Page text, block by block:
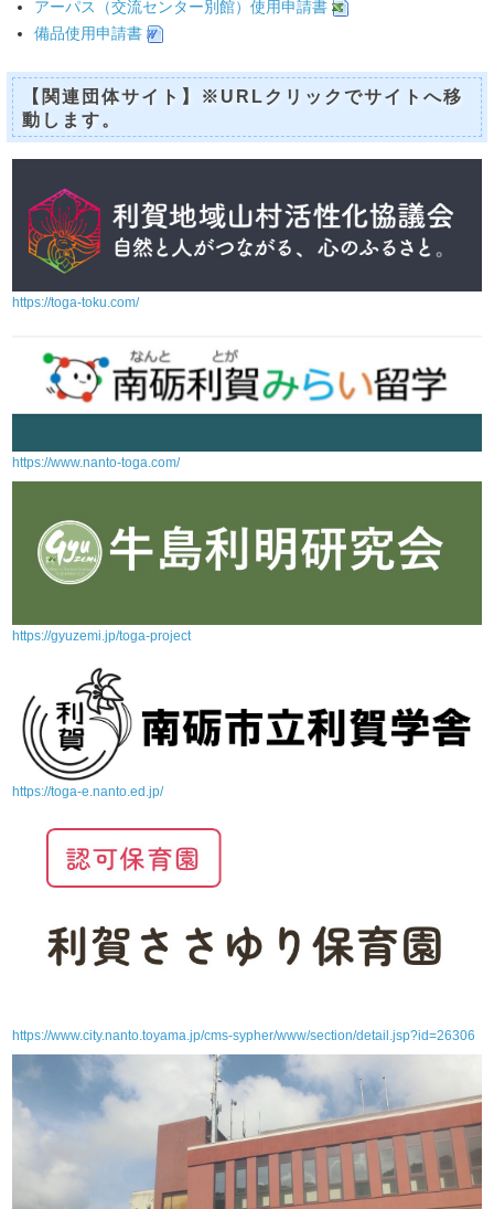
アーパス（交流センター別館）使用申請書
備品使用申請書
【関連団体サイト】※URLクリックでサイトへ移
動します。
https://toga-toku.com/
https://www.nanto-toga.com/
https://gyuzemi.jp/toga-project
https://toga-e.nanto.ed.jp/
https://www.city.nanto.toyama.jp/cms-sypher/www/section/detail.jsp?id=26306